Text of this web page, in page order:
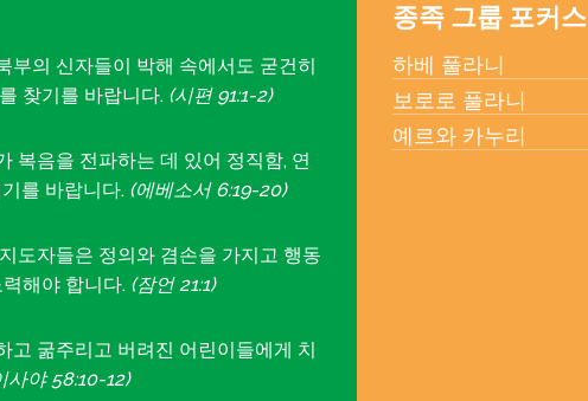
부의 신자들이 박해 속에서도 굳건히
찾기를 바랍니다. (시편 91:1-2)
복음을 전파하는 데 있어 정직함, 연
를 바랍니다. (에베소서 6:19-20)
도자들은 정의와 겸손을 가지고 행동
해야 합니다. (잠언 21:1)
고 굶주리고 버려진 어린이들에게 치
사야 58:10-12)
종족 그룹 포커스
하베 풀라니
보로로 풀라니
예르와 카누리